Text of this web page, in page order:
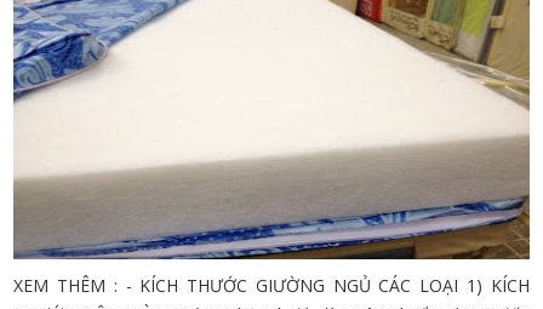
XEM THÊM : - KÍCH THƯỚC GIƯỜNG NGỦ CÁC LOẠI 1) KÍCH